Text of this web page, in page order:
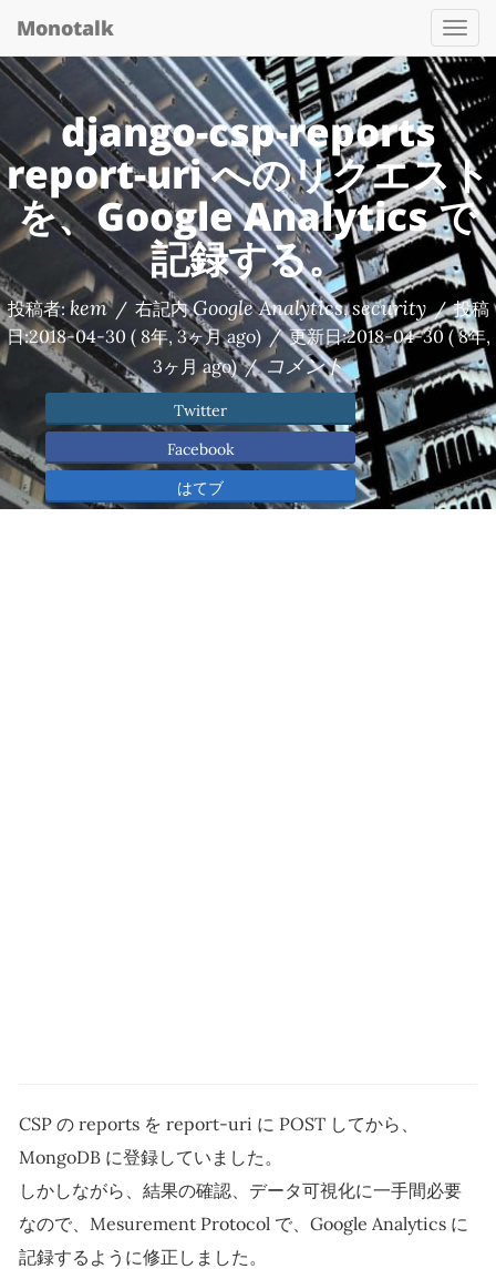
Monotalk
django-csp-reports
report-uri へのリクエスト
を、Google Analytics で
記録する。
投稿者:kem / 右記内Google Analytics,security / 投稿
日:2018-04-30 ( 8年, 3ヶ月 ago) / 更新日:2018-04-30 ( 8年,
3ヶ月 ago) / コメント
Twitter
Facebook
はてブ
CSP の reports を report-uri に POST してから、
MongoDB に登録していました。
しかしながら、結果の確認、データ可視化に一手間必要
なので、Mesurement Protocol で、Google Analytics に
記録するように修正しました。